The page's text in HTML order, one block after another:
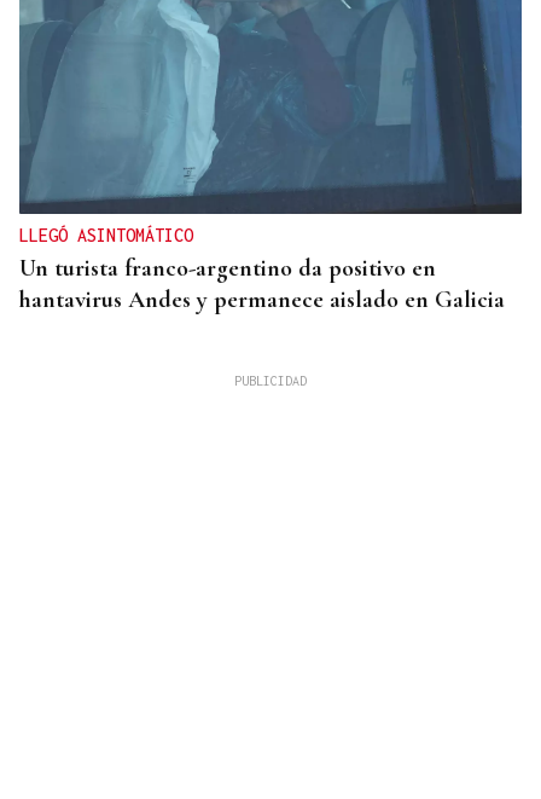
LLEGÓ ASINTOMÁTICO
Un turista franco-argentino da positivo en
hantavirus Andes y permanece aislado en Galicia